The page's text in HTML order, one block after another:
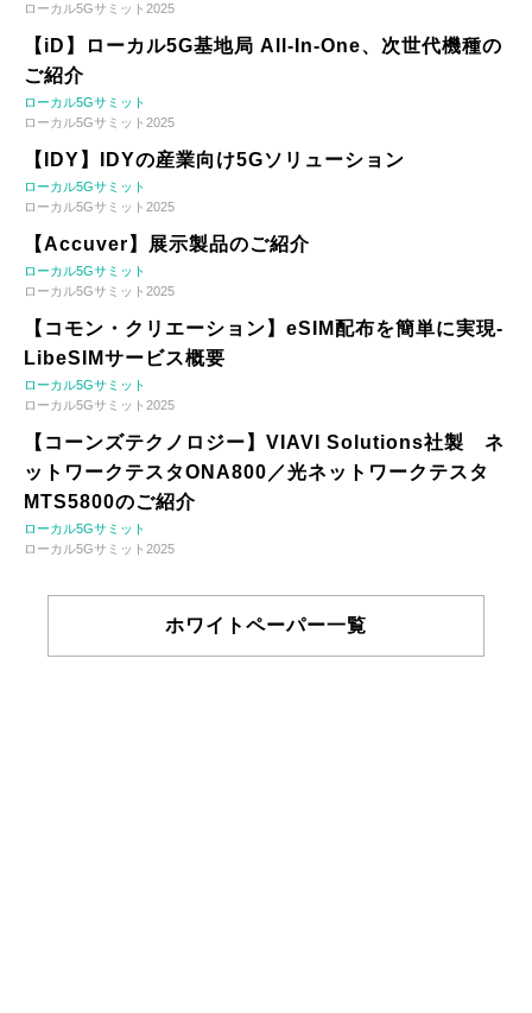
ローカル5Gサミット2025
【iD】ローカル5G基地局 All-In-One、次世代機種の
ご紹介
ローカル5Gサミット
ローカル5Gサミット2025
【IDY】IDYの産業向け5Gソリューション
ローカル5Gサミット
ローカル5Gサミット2025
【Accuver】展示製品のご紹介
ローカル5Gサミット
ローカル5Gサミット2025
【コモン・クリエーション】eSIM配布を簡単に実現-
LibeSIMサービス概要
ローカル5Gサミット
ローカル5Gサミット2025
【コーンズテクノロジー】VIAVI Solutions社製 ネ
ットワークテスタONA800／光ネットワークテスタ
MTS5800のご紹介
ローカル5Gサミット
ローカル5Gサミット2025
ホワイトペーパー一覧